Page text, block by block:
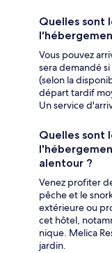
Quelles sont
Vous pouvez
sera demandé
(selon la
départ tardif
Un service
Quelles sont
alentour ?
Venez profiter
pêche et le
extérieure ou
cet hôtel,
nique. Melica
jardin.